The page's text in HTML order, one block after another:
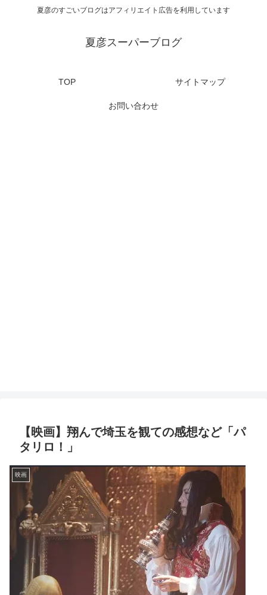
夏彦のすごいブログはアフィリエイト広告を利用しています
夏彦スーパーブログ
TOP サイトマップ
お問い合わせ
【映画】翔んで埼玉を観ての感想など「パ
タリロ！」
映画